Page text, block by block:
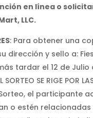
en línea o
LLC.
: Para obtener una
y sello a:
tardar el 12 de Julio
SORTEO SE RIGE POR
el participante
o estén